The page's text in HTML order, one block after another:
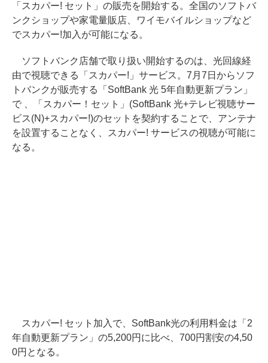
「スカパー! セット」の販売を開始する。全国のソフトバ
ンクショップや家電量販店、ワイモバイルショップなど
でスカパー!加入が可能になる。
ソフトバンク店舗で取り扱い開始するのは、光回線経
由で視聴できる「スカパー!」サービス。7月7日からソフ
トバンクが販売する「SoftBank 光 5年自動更新プラン」
で 、「スカパー！セット」(SoftBank 光+テレビ視聴サー
ビス(N)+スカパー!)のセットを契約することで、アンテナ
を設置することなく、スカパー! サービスの視聴が可能に
なる。
スカパー! セット加入で、SoftBank光の利用料金は「2
年自動更新プラン」の5,200円に比べ、700円割安の4,50
0円となる。